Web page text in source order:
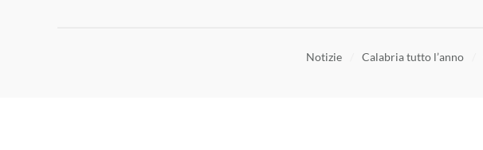
Notizie Calabria tutto l’anno